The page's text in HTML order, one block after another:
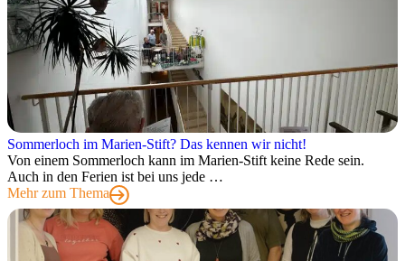
Sommerloch im Marien-Stift? Das kennen wir nicht!
Von einem Sommerloch kann im Marien-Stift keine Rede sein.
Auch in den Ferien ist bei uns jede …
Mehr zum Thema